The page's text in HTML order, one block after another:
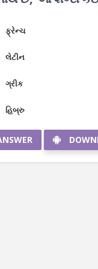
ફ્રેન્ચ
લેટીન
ગ્રીક
હિબ્રુ